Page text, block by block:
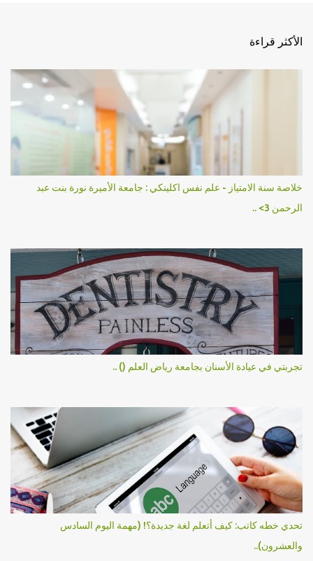
ا
الأكثر قراءة
خلاصة سنة الامتياز - علم نفس اكلينكي : جامعة الأميرة نورة بنت عبد
الرحمن 3> ..
تجربتي في عيادة الأسنان بجامعة رياض العلم () ..
تحدي خطه كاتب: كيف أتعلم لغة جديدة؟! (مهمة اليوم السادس
والعشرون)..